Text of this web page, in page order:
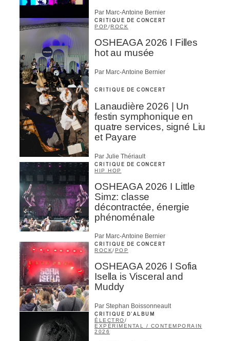
Par Marc-Antoine Bernier
CRITIQUE DE CONCERT
POP /ROCK
OSHEAGA 2026 I Filles
hot au musée
Par Marc-Antoine Bernier
CRITIQUE DE CONCERT
Lanaudière 2026 | Un
festin symphonique en
quatre services, signé Liu
et Payare
Par Julie Thériault
CRITIQUE DE CONCERT
HIP HOP
OSHEAGA 2026 I Little
Simz: classe
décontractée, énergie
phénoménale
Par Marc-Antoine Bernier
CRITIQUE DE CONCERT
ROCK/POP
OSHEAGA 2026 I Sofia
Isella is Visceral and
Muddy
Par Stephan Boissonneault
CRITIQUE D'ALBUM
ÉLECTRO/
EXPÉRIMENTAL / CONTEMPORAIN
2026